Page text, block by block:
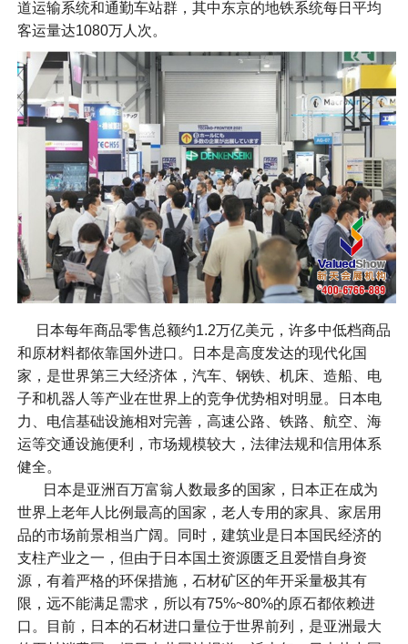
道运输系统和通勤车站群，其中东京的地铁系统每日平均
客运量达1080万人次。
日本每年商品零售总额约1.2万亿美元，许多中低档商品
和原材料都依靠国外进口。日本是高度发达的现代化国
家，是世界第三大经济体，汽车、钢铁、机床、造船、电
子和机器人等产业在世界上的竞争优势相对明显。日本电
力、电信基础设施相对完善，高速公路、铁路、航空、海
运等交通设施便利，市场规模较大，法律法规和信用体系
健全。
日本是亚洲百万富翁人数最多的国家，日本正在成为
世界上老年人比例最高的国家，老人专用的家具、家居用
品的市场前景相当广阔。同时，建筑业是日本国民经济的
支柱产业之一，但由于日本国土资源匮乏且爱惜自身资
源，有着严格的环保措施，石材矿区的年开采量极其有
限，远不能满足需求，所以有75%~80%的原石都依赖进
口。目前，日本的石材进口量位于世界前列，是亚洲最大